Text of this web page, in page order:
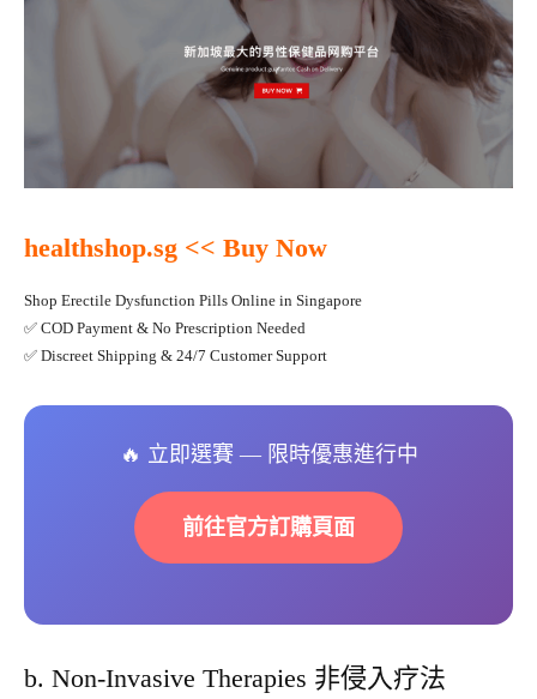
healthshop.sg << Buy Now
Shop Erectile Dysfunction Pills Online in Singapore
✅ COD Payment & No Prescription Needed
✅ Discreet Shipping & 24/7 Customer Support
🔥 立即選賽 — 限時優惠進行中
前往官方訂購頁面
b. Non-Invasive Therapies 非侵入疗法